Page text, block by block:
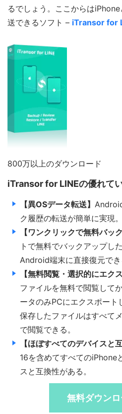
るでしょう。ここからは
送できるソフト – iTransor for
800万以上のダウンロード
iTransor for LINEの優れて
【異OSデータ転送】
ク履歴の転送が簡単に実現。
【ワンクリックで無料バッ
トで無料でバックアップし
Android端末に直接復元でき
【無料閲覧・選択的にエク
ファイルを無料で閲覧して
ータのみPCにエクスポート
保存したファイルはすべて
で閲覧できる。
【ほぼすべてのデバイスと互
16を含めてすべてのiPhone
スと互換性がある。
無料ダウン